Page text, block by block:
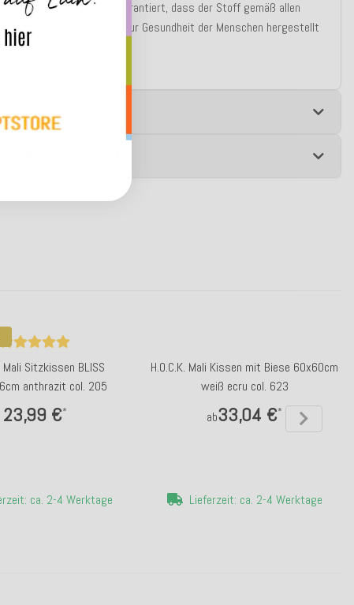
ECO - PATH. Dies garantiert, dass der Stoff gemäß allen
zum Umweltschutz und zur Gesundheit der Menschen hergestellt
Mali Sitzkissen BLISS
anthrazit col. 205
23,99 €*
ca. 2-4 Werktage
H.O.C.K. Mali Kissen mit Biese 60x60cm
weiß ecru col. 623
ab33,04 €*
Lieferzeit: ca. 2-4 Werktage